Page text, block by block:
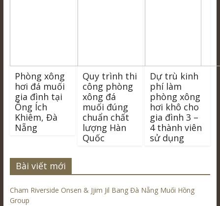
Phòng xông
hơi đá muối
gia đình tại
Ông Ích
Khiêm, Đà
Nẵng
Quy trình thi
công phòng
xông đá
muối đúng
chuẩn chất
lượng Hàn
Quốc
Dự trù kinh
phí làm
phòng xông
hơi khô cho
gia đình 3 –
4 thành viên
sử dụng
Bài viết mới
Cham Riverside Onsen & Jjim Jil Bang Đà Nẵng Muối Hồng
Group